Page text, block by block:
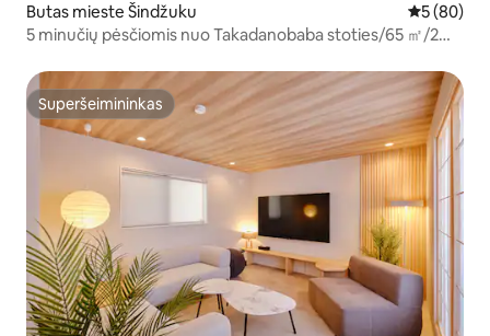
Butas mieste Šindžuku Vidutinis
5 (80)
5 minučių pėsčiomis nuo Takadanobaba stoties/65 ㎡/2
minučių/vaizdas į sodą/būtiniausių prekių parduotuvė 1
minutė
Superšeimininkas
Superšeimininkas